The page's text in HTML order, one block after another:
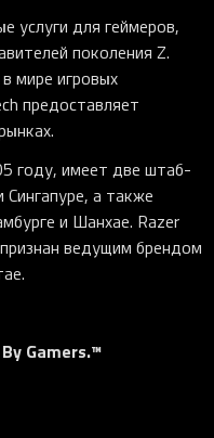
услуги для геймеров,
поколения Z.
мире игровых
предоставляет
году, имеет две штаб-
а также
и Шанхае. Razer
ведущим брендом
Gamers.™